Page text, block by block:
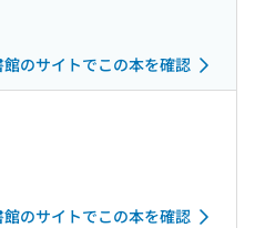
のサイトでこの本を確認
のサイトでこの本を確認